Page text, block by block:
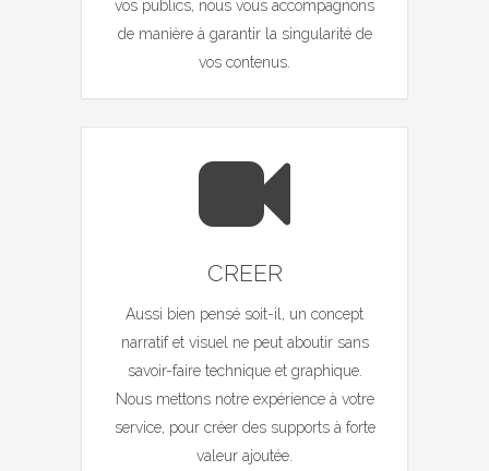
vos publics, nous vous accompagnons
de manière à garantir la singularité de
vos contenus.
CREER
Aussi bien pensé soit-il, un concept
narratif et visuel ne peut aboutir sans
savoir-faire technique et graphique.
Nous mettons notre expérience à votre
service, pour créer des supports à forte
valeur ajoutée.